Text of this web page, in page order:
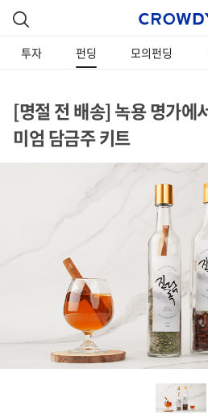
투자 펀딩 모의펀딩
[명절 전 배송] 녹용 명가에
미엄 담금주 키트